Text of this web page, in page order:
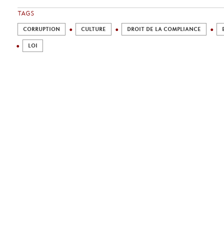
TAGS
CORRUPTION CULTURE DROIT DE LA COMPLIANCE
LOI